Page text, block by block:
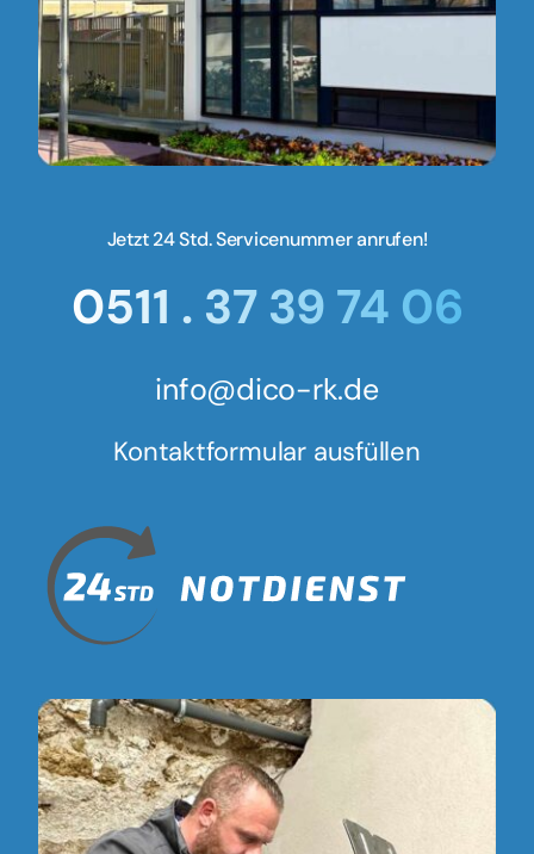
Jetzt 24 Std. Servicenummer anrufen!
0511 . 37 39 74 06
info@dico-rk.de
Kontaktformular ausfüllen